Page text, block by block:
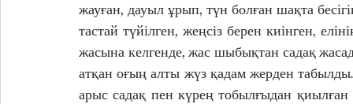
жауған, дауыл ұрып, түн болған шақта
тастай түйілген, жеңсіз берен киінген,
жасына келгенде, жас шыбықтан садақ
атқан оғың алты жүз қадам жерден
арыс садақ пен күрең тобылғыдан